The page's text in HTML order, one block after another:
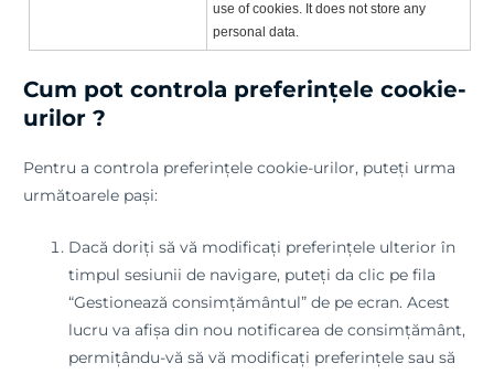
use of cookies. It does not store any
personal data.
Cum pot controla preferințele cookie-
urilor ?
Pentru a controla preferințele cookie-urilor, puteți urma
următoarele pași:
Dacă doriți să vă modificați preferințele ulterior în
timpul sesiunii de navigare, puteți da clic pe fila
“Gestionează consimțământul” de pe ecran. Acest
lucru va afișa din nou notificarea de consimțământ,
permițându-vă să vă modificați preferințele sau să